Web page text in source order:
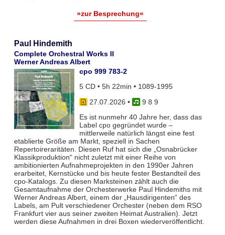
»zur Besprechung«
Paul Hindemith
Complete Orchestral Works II
Werner Andreas Albert
cpo 999 783-2
5 CD • 5h 22min • 1089-1995
27.07.2026 •
9 8 9
Es ist nunmehr 40 Jahre her, dass das
Label cpo gegründet wurde –
mittlerweile natürlich längst eine fest
etablierte Größe am Markt, speziell in Sachen
Repertoireraritäten. Diesen Ruf hat sich die „Osnabrücker
Klassikproduktion“ nicht zuletzt mit einer Reihe von
ambitionierten Aufnahmeprojekten in den 1990er Jahren
erarbeitet, Kernstücke und bis heute fester Bestandteil des
cpo-Katalogs. Zu diesen Marksteinen zählt auch die
Gesamtaufnahme der Orchesterwerke Paul Hindemiths mit
Werner Andreas Albert, einem der „Hausdirigenten“ des
Labels, am Pult verschiedener Orchester (neben dem RSO
Frankfurt vier aus seiner zweiten Heimat Australien). Jetzt
werden diese Aufnahmen in drei Boxen wiederveröffentlicht.